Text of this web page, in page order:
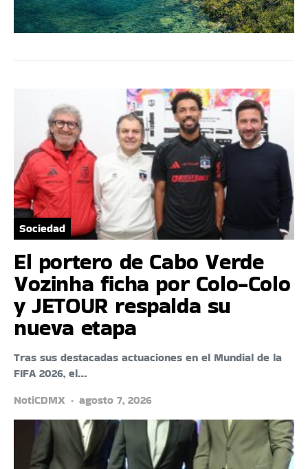
Sociedad
El portero de Cabo Verde
Vozinha ficha por Colo-Colo
y JETOUR respalda su
nueva etapa
Tras sus destacadas actuaciones en el Mundial de la
FIFA 2026, el…
NotiCDMX
agosto 7, 2026